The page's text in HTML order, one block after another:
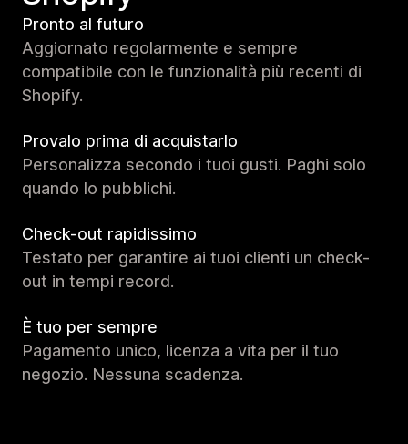
Pronto al futuro
Aggiornato regolarmente e sempre
compatibile con le funzionalità più recenti di
Shopify.
Provalo prima di acquistarlo
Personalizza secondo i tuoi gusti. Paghi solo
quando lo pubblichi.
Check-out rapidissimo
Testato per garantire ai tuoi clienti un check-
out in tempi record.
È tuo per sempre
Pagamento unico, licenza a vita per il tuo
negozio. Nessuna scadenza.